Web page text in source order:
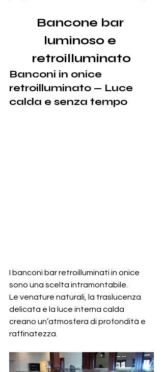
Bancone bar
luminoso e
retroilluminato
Banconi in onice
retroilluminato — Luce
calda e senza tempo
I banconi bar retroilluminati in onice
sono una scelta intramontabile.
Le venature naturali, la traslucenza
delicata e la luce interna calda
creano un’atmosfera di profondità e
raffinatezza.